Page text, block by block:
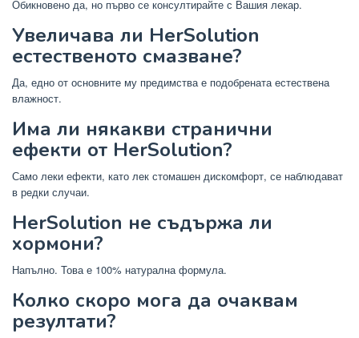
Обикновено да, но първо се консултирайте с Вашия лекар.
Увеличава ли HerSolution
естественото смазване?
Да, едно от основните му предимства е подобрената естествена
влажност.
Има ли някакви странични
ефекти от HerSolution?
Само леки ефекти, като лек стомашен дискомфорт, се наблюдават
в редки случаи.
HerSolution не съдържа ли
хормони?
Напълно. Това е 100% натурална формула.
Колко скоро мога да очаквам
резултати?